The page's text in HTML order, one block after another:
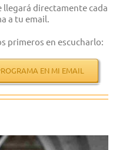
llegará directamente cada
a tu email.
primeros en escucharlo:
EN MI EMAIL